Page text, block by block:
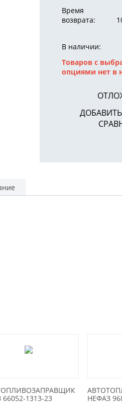
Время
возврата:
В наличии:
Товаров с
опциями нет в
1313-23
НЕФАЗ